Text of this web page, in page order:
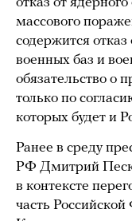
массового
содержится
военных баз и
обязательство о
только по
которых будет и
Ранее в среду
РФ Дмитрий
в контексте
часть